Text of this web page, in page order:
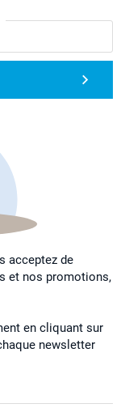
acceptez de
et nos promotions,
en cliquant sur
newsletter